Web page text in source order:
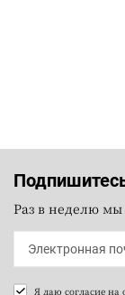
Раз в неделю
Я даю согласие на